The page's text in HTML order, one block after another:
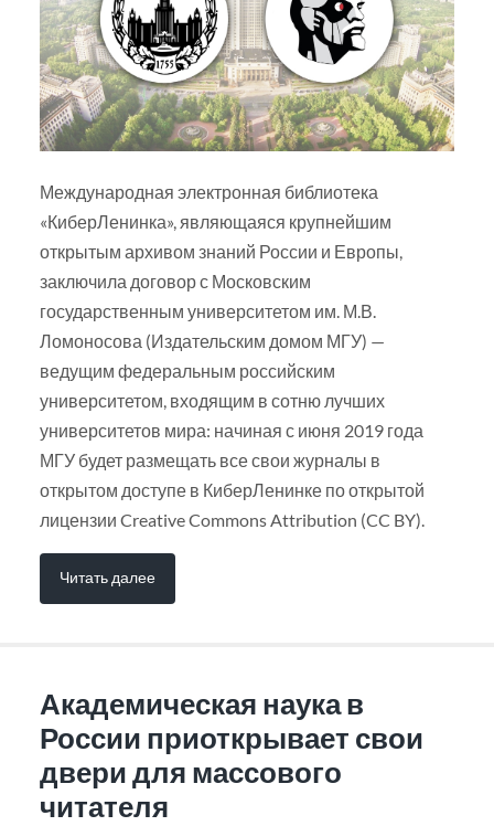
Международная электронная библиотека
«КиберЛенинка», являющаяся крупнейшим
открытым архивом знаний России и Европы,
заключила договор с Московским
государственным университетом им. М.В.
Ломоносова (Издательским домом МГУ) —
ведущим федеральным российским
университетом, входящим в сотню лучших
университетов мира: начиная с июня 2019 года
МГУ будет размещать все свои журналы в
открытом доступе в КиберЛенинке по открытой
лицензии Creative Commons Attribution (CC BY).
Читать далее
Академическая наука в
России приоткрывает свои
двери для массового
читателя